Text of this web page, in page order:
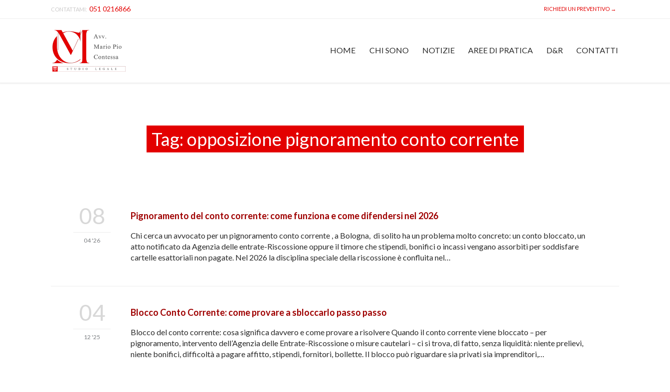
CONTATTAMI: 051 0216866 RICHIEDI UN PREVENTIVO →
HOME CHI SONO NOTIZIE AREE DI PRATICA D&R CONTATTI
Tag: opposizione pignoramento conto corrente
08
04 '26
Pignoramento del conto corrente: come funziona e come difendersi nel 2026
Chi cerca un avvocato per un pignoramento conto corrente , a Bologna, di solito ha un problema molto concreto: un conto bloccato, un
atto notificato da Agenzia delle entrate-Riscossione oppure il timore che stipendi, bonifici o incassi vengano assorbiti per soddisfare
cartelle esattoriali non pagate. Nel 2026 la disciplina speciale della riscossione è confluita nel…
04
12 '25
Blocco Conto Corrente: come provare a sbloccarlo passo passo
Blocco del conto corrente: cosa significa davvero e come provare a risolvere Quando il conto corrente viene bloccato – per
pignoramento, intervento dell’Agenzia delle Entrate-Riscossione o misure cautelari – ci si trova, di fatto, senza liquidità: niente prelievi,
niente bonifici, difficoltà a pagare affitto, stipendi, fornitori, bollette. Il blocco può riguardare sia privati sia imprenditori,…